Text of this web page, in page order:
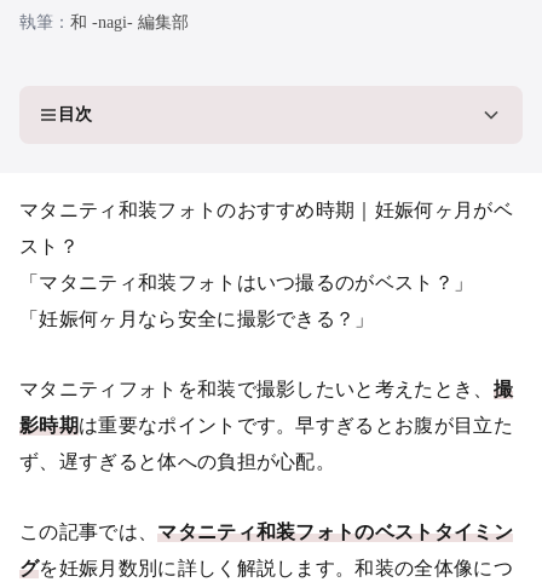
執筆 和 -nagi- 編集部
目次
マタニティ和装フォトのおすすめ時期｜妊娠何ヶ月がベ
スト？
「マタニティ和装フォトはいつ撮るのがベスト？」
「妊娠何ヶ月なら安全に撮影できる？」
マタニティフォトを和装で撮影したいと考えたとき、 撮
影時期は重要なポイントです。早すぎるとお腹が目立た
ず、遅すぎると体への負担が心配。
この記事では、マタニティ和装フォトのベストタイミン
グを妊娠月数別に詳しく解説します。和装の全体像につ